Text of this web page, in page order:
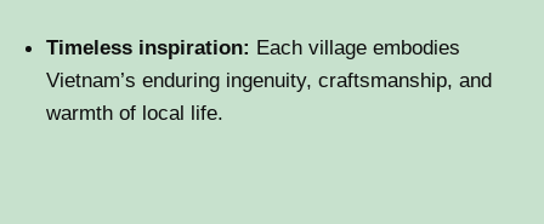
Timeless inspiration: Each village embodies
Vietnam’s enduring ingenuity, craftsmanship, and
warmth of local life.